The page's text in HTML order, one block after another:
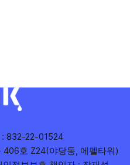
832-22-01524
406호 Z24(야당동, 에펠타워)